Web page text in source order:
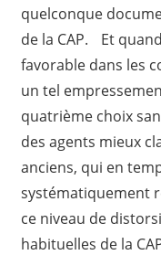
quelconque
de la CAP. Et
favorable dans les
un tel
quatrième choix
des agents mieux
anciens, qui en
systématiquement
ce niveau de
habituelles de la